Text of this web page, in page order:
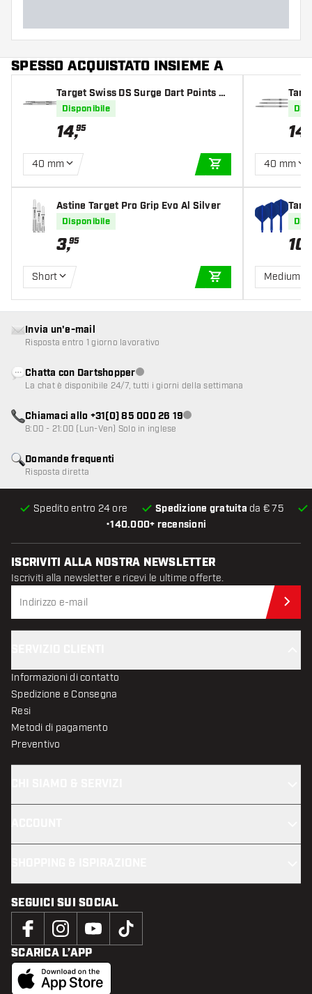
SPESSO ACQUISTATO INSIEME A
Target Swiss DS Surge Dart Points Sil
ver
Disponibile
14,95
40 mm
AGGIUNGI AL
Astine Target Pro Grip Evo Al Silver
Disponibile
3,95
Short
AGGIUNGI AL
14
40 mm
10
Medium
•140.000+ recensioni
Spedito entro 24 ore Spedizione gratuita da € 75
Domande frequenti
Risposta diretta
Invia un'e-mail
Risposta entro 1 giorno lavorativo
Chatta con DartshopperServizio clienti non disponibile
La chat è disponibile 24/7, tutti i giorni della settimana
Chiamaci allo +31(0) 85 000 26 19Servizio clienti non disponibile
8:00 - 21:00 (Lun-Ven) Solo in inglese
ISCRIVITI ALLA NOSTRA NEWSLETTER
Iscriviti alla newsletter e ricevi le ultime offerte.
Informazioni di contatto
Spedizione e Consegna
Resi
Metodi di pagamento
Preventivo
SEGUICI SUI SOCIAL
SCARICA L’APP